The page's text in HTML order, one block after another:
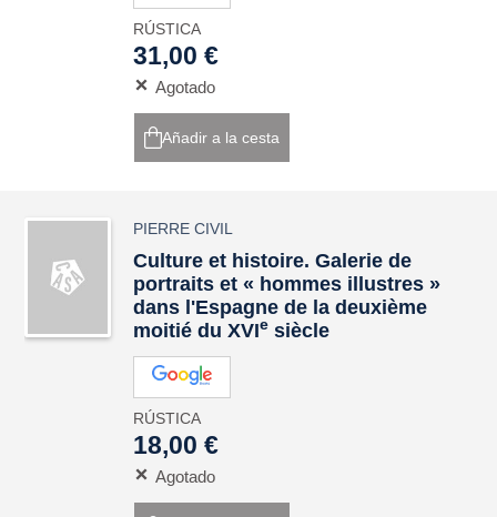
RÚSTICA
31,00 €
Agotado
Añadir a la cesta
PIERRE CIVIL
Culture et histoire. Galerie de
portraits et « hommes illustres »
dans l'Espagne de la deuxième
moitié du XVIe siècle
RÚSTICA
18,00 €
Agotado